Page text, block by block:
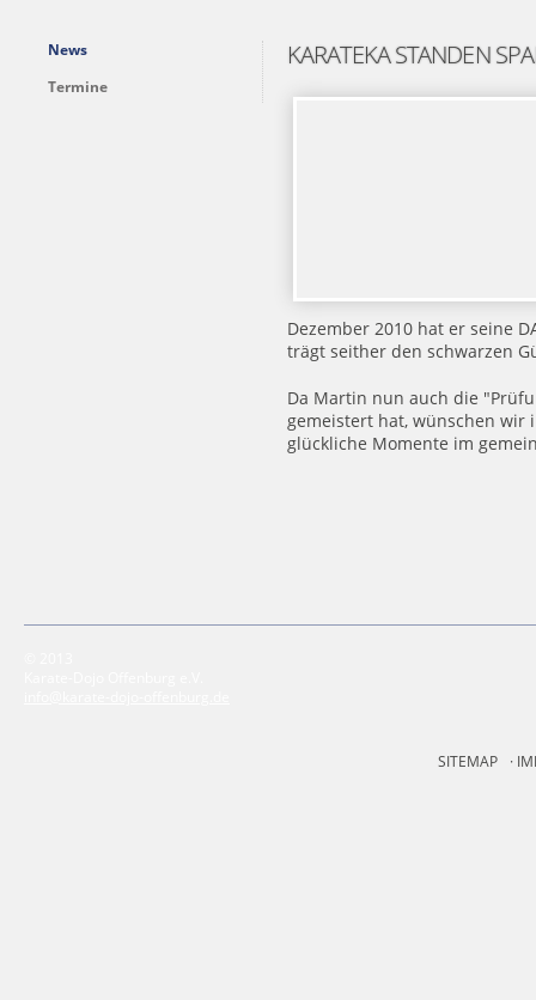
News
Termine
KARATEKA STANDEN
Dezember 2010 hat er seine
trägt seither den schwarzen
Da Martin nun auch die
gemeistert hat, wünschen wir
glückliche Momente im
SITEMAP